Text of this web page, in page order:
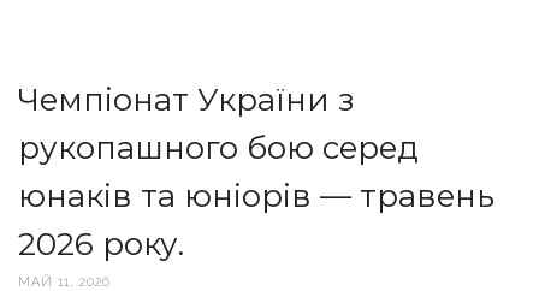
Чемпіонат України з
рукопашного бою серед
юнаків та юніорів — травень
2026 року.
МАЙ 11, 2026